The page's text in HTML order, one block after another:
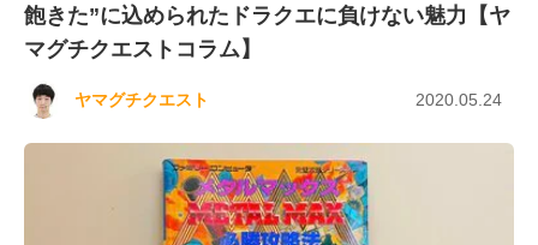
飽きた”に込められたドラクエに負けない魅力【ヤ
マグチクエストコラム】
ヤマグチクエスト 2020.05.24